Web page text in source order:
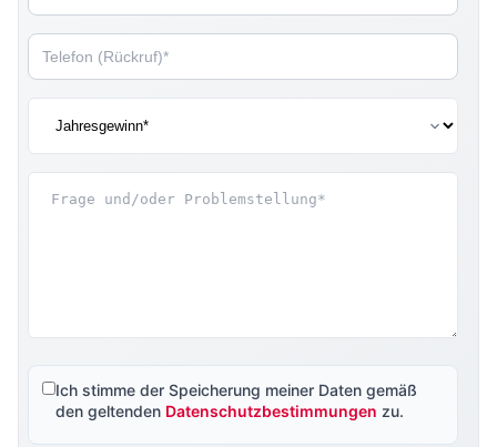
Ich stimme der Speicherung meiner Daten gemäß
den geltenden Datenschutzbestimmungen zu.